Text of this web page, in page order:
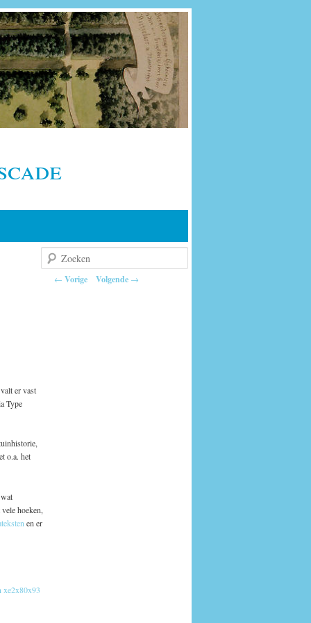
Berichtnavigatie
← Vorige Volgende →
er vast
Type
o.a. het
hoeken,
en er
xe2x80x93